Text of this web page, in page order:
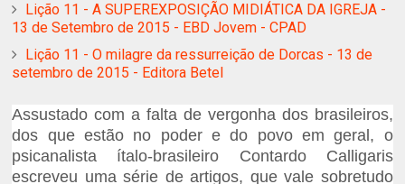
Lição 11 - A SUPEREXPOSIÇÃO MIDIÁTICA DA IGREJA -
13 de Setembro de 2015 - EBD Jovem - CPAD
Lição 11 - O milagre da ressurreição de Dorcas - 13 de
setembro de 2015 - Editora Betel
Assustado com a falta de vergonha dos brasileiros,
dos que estão no poder e do povo em geral, o
psicanalista ítalo-brasileiro Contardo Calligaris
escreveu uma série de artigos, que vale sobretudo